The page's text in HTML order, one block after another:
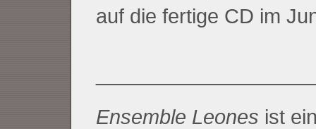
auf die fertige CD im
Ensemble Leones ist